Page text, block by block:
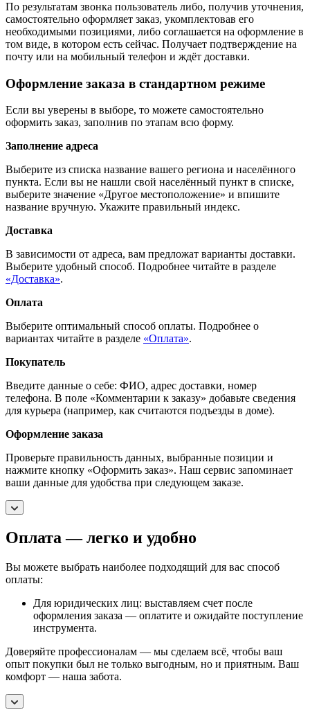
По результатам звонка пользователь либо, получив уточнения,
самостоятельно оформляет заказ, укомплектовав его
необходимыми позициями, либо соглашается на оформление в
том виде, в котором есть сейчас. Получает подтверждение на
почту или на мобильный телефон и ждёт доставки.
Оформление заказа в стандартном режиме
Если вы уверены в выборе, то можете самостоятельно
оформить заказ, заполнив по этапам всю форму.
Заполнение адреса
Выберите из списка название вашего региона и населённого
пункта. Если вы не нашли свой населённый пункт в списке,
выберите значение «Другое местоположение» и впишите
название вручную. Укажите правильный индекс.
Доставка
В зависимости от адреса, вам предложат варианты доставки.
Выберите удобный способ. Подробнее читайте в разделе
«Доставка».
Оплата
Выберите оптимальный способ оплаты. Подробнее о
вариантах читайте в разделе «Оплата».
Покупатель
Введите данные о себе: ФИО, адрес доставки, номер
телефона. В поле «Комментарии к заказу» добавьте сведения
для курьера (например, как считаются подъезды в доме).
Оформление заказа
Проверьте правильность данных, выбранные позиции и
нажмите кнопку «Оформить заказ». Наш сервис запоминает
ваши данные для удобства при следующем заказе.
Оплата — легко и удобно
Вы можете выбрать наиболее подходящий для вас способ
оплаты:
Для юридических лиц: выставляем счет после
оформления заказа — оплатите и ожидайте поступление
инструмента.
Доверяйте профессионалам — мы сделаем всё, чтобы ваш
опыт покупки был не только выгодным, но и приятным. Ваш
комфорт — наша забота.